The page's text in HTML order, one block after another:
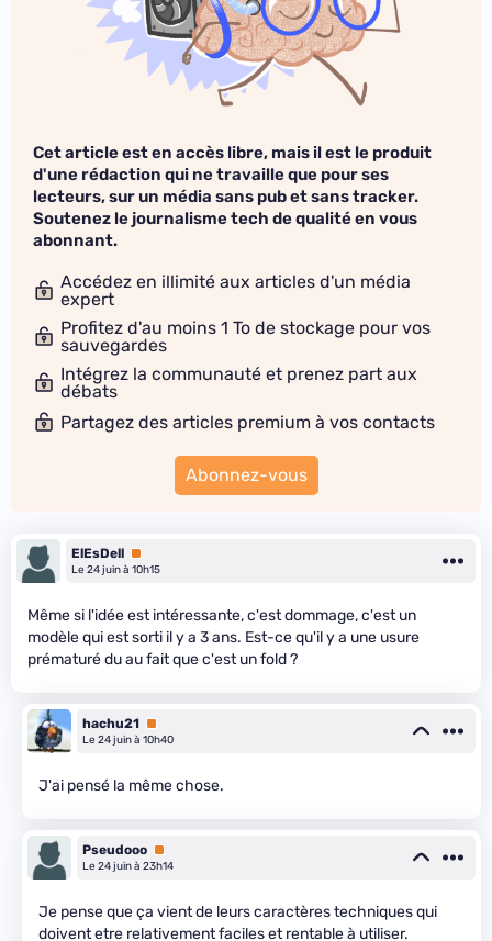
Cet article est en accès libre, mais il est le produit
d'une rédaction qui ne travaille que pour ses
lecteurs, sur un média sans pub et sans tracker.
Soutenez le journalisme tech de qualité en vous
abonnant.
Accédez en illimité aux articles d'un média
expert
Profitez d'au moins 1 To de stockage pour vos
sauvegardes
Intégrez la communauté et prenez part aux
débats
Partagez des articles premium à vos contacts
Abonnez-vous
ElEsDell Premium
Le 24 juin à 10h15
Même si l'idée est intéressante, c'est dommage, c'est un
modèle qui est sorti il y a 3 ans. Est-ce qu'il y a une usure
prématuré du au fait que c'est un fold ?
hachu21 Premium
Le 24 juin à 10h40
J'ai pensé la même chose.
Pseudooo Premium
Le 24 juin à 23h14
Je pense que ça vient de leurs caractères techniques qui
doivent etre relativement faciles et rentable à utiliser.